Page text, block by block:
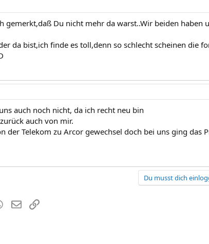
gemerkt,daß Du nicht mehr da warst..Wir beiden haben
da bist,ich finde es toll,denn so schlecht scheinen die
auch noch nicht, da ich recht neu bin
auch von mir.
der Telekom zu Arcor gewechsel doch bei uns ging das
Du musst dich
WhatsApp
E-MailLink